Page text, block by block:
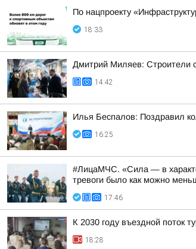
По нацпроекту
18:33
Дмитрий Миляев: Строители
14:42
Илья Беспалов: Поздравил
16:25
#ЛицаМЧС. «Сила — в
тревоги было как можно
17:46
К 2030 году въездной поток
18:28